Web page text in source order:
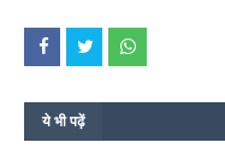
ये भी पढ़ें